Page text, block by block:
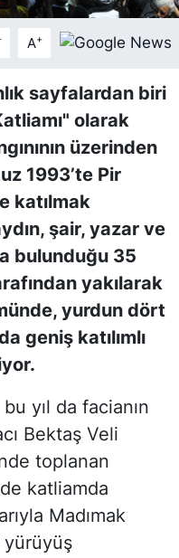
A+
sayfalardan biri
olarak
üzerinden
1993’te Pir
katılmak
şair, yazar ve
bulunduğu 35
yakılarak
yurdun dört
geniş katılımlı
yıl da facianın
Bektaş Veli
toplanan
katliamda
Madımak
yürüyüş